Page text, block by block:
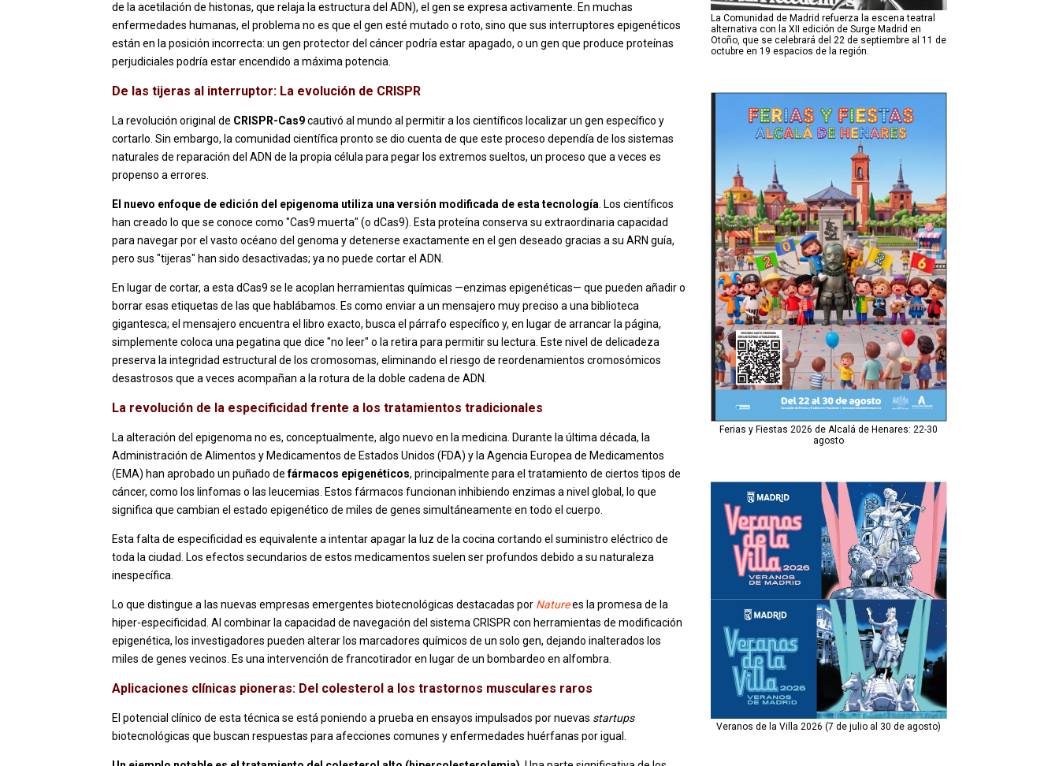
de la acetilación de histonas, que relaja la estructura del ADN), el gen se expresa activamente. En muchas
enfermedades humanas, el problema no es que el gen esté mutado o roto, sino que sus interruptores epigenéticos
están en la posición incorrecta: un gen protector del cáncer podría estar apagado, o un gen que produce proteínas
perjudiciales podría estar encendido a máxima potencia.
De las tijeras al interruptor: La evolución de CRISPR
La revolución original de CRISPR-Cas9cautivó al mundo al permitir a los científicos localizar un gen específico y
cortarlo. Sin embargo, la comunidad científica pronto se dio cuenta de que este proceso dependía de los sistemas
naturales de reparación del ADN de la propia célula para pegar los extremos sueltos, un proceso que a veces es
propenso a errores.
El nuevo enfoque de edición del epigenoma utiliza una versión modificada de esta tecnología . Los científicos
han creado lo que se conoce como "Cas9 muerta" (o dCas9). Esta proteína conserva su extraordinaria capacidad
para navegar por el vasto océano del genoma y detenerse exactamente en el gen deseado gracias a su ARN guía,
pero sus "tijeras" han sido desactivadas; ya no puede cortar el ADN.
En lugar de cortar, a esta dCas9 se le acoplan herramientas químicas —enzimas epigenéticas— que pueden añadir o
borrar esas etiquetas de las que hablábamos. Es como enviar a un mensajero muy preciso a una biblioteca
gigantesca; el mensajero encuentra el libro exacto, busca el párrafo específico y, en lugar de arrancar la página,
simplemente coloca una pegatina que dice "no leer" o la retira para permitir su lectura. Este nivel de delicadeza
preserva la integridad estructural de los cromosomas, eliminando el riesgo de reordenamientos cromosómicos
desastrosos que a veces acompañan a la rotura de la doble cadena de ADN.
La revolución de la especificidad frente a los tratamientos tradicionales
La alteración del epigenoma no es, conceptualmente, algo nuevo en la medicina. Durante la última década, la
Administración de Alimentos y Medicamentos de Estados Unidos (FDA) y la Agencia Europea de Medicamentos
(EMA) han aprobado un puñado defármacos epigenéticos, principalmente para el tratamiento de ciertos tipos de
cáncer, como los linfomas o las leucemias. Estos fármacos funcionan inhibiendo enzimas a nivel global, lo que
significa que cambian el estado epigenético de miles de genes simultáneamente en todo el cuerpo.
Esta falta de especificidad es equivalente a intentar apagar la luz de la cocina cortando el suministro eléctrico de
toda la ciudad. Los efectos secundarios de estos medicamentos suelen ser profundos debido a su naturaleza
inespecífica.
Lo que distingue a las nuevas empresas emergentes biotecnológicas destacadas por Naturees la promesa de la
hiper-especificidad. Al combinar la capacidad de navegación del sistema CRISPR con herramientas de modificación
epigenética, los investigadores pueden alterar los marcadores químicos de un solo gen, dejando inalterados los
miles de genes vecinos. Es una intervención de francotirador en lugar de un bombardeo en alfombra.
Aplicaciones clínicas pioneras: Del colesterol a los trastornos musculares raros
El potencial clínico de esta técnica se está poniendo a prueba en ensayos impulsados por nuevas startups
biotecnológicas que buscan respuestas para afecciones comunes y enfermedades huérfanas por igual.
La Comunidad de Madrid refuerza la escena teatral
alternativa con la XII edición de Surge Madrid en
Otoño, que se celebrará del 22 de septiembre al 11 de
octubre en 19 espacios de la región.
Ferias y Fiestas 2026 de Alcalá de Henares: 22-30
agosto
Veranos de la Villa 2026 (7 de julio al 30 de agosto)